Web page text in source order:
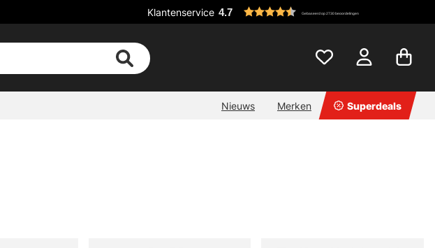
Klantenservice 4.7 Gebaseerd op 2730 beoordelingen
Nieuws Merken Superdeals